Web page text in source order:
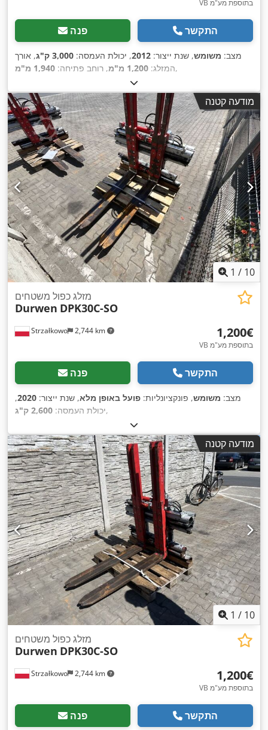
VB בתוספת מע"מ
פנה התקשר
מצב: משומש, שנת ייצור: 2012, יכולת העמסה: 3,000 ק"ג
, אורך
המזלג: 1,200 מ"מ , רוחב פתיחה: 1,940 מ"מ ,
מודעה קטנה
1 / 10
Strzałkowo 2,744 km
מזלג כפול משטחים
Durwen DPK30C-SO
‏1,200 ‏€
VB בתוספת מע"מ
פנה התקשר
מצב: משומש, פונקציונליות: פועל באופן מלא, שנת ייצור: 2020
,
יכולת העמסה: 2,600 ק"ג ,
מודעה קטנה
1 / 10
Strzałkowo 2,744 km
מזלג כפול משטחים
Durwen DPK30C-SO
‏1,200 ‏€
VB בתוספת מע"מ
פנה התקשר